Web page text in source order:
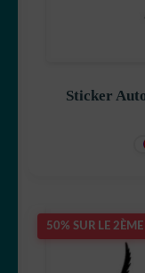
Sticker
50% SUR LE 2ÈME